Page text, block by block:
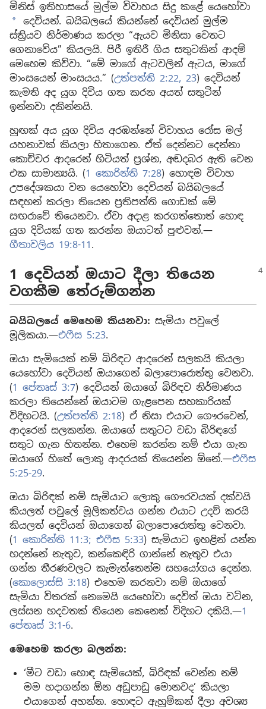
මිනිස් ඉතිහාසයේ මුල්ම විවාහය සිදු කළේ යෙහෝවා
a දෙවියන්. බයිබලයේ කියන්නේ දෙවියන් මුල්ම
ස්ත්‍රියව නිර්මාණය කරලා “ඇයව මිනිසා වෙතට
ගෙනාවේය” කියලයි. පිරී ඉතිරී ගිය සතුටකින් ආදම්
මෙහෙම කිව්වා. “මේ මාගේ ඇටවලින් ඇටය, මාගේ
මාංසයෙන් මාංසයය.” (උත්පත්ති 2:22, 23) දෙවියන්
කැමති අද යුග දිවිය ගත කරන අයත් සතුටින්
ඉන්නවා දකින්නයි.
හුඟක් අය යුග දිවිය අරඹන්නේ විවාහය රෝස මල්
යහනාවක් කියලා හිතාගෙන. ඒත් දෙන්නට දෙන්නා
කොච්චර ආදරෙන් හිටියත් ප්‍රශ්න, අඬදබර ඇති වෙන
එක සාමාන්‍යයි. (1 කොරින්ති 7:28) හොඳම විවාහ
උපදේශකයා වන යෙහෝවා දෙවියන් බයිබලයේ
සඳහන් කරලා තියෙන ප්‍රතිපත්ති ගොඩක් මේ
සඟරාවේ තියෙනවා. ඒවා අදාළ කරගත්තොත් හොඳ
යුග දිවියක් ගත කරන්න ඔයාටත් පුළුවන්.—
ගීතාවලිය 19:8-11.
1 දෙවියන් ඔයාට දීලා තියෙන
වගකීම තේරුම්ගන්න
බයිබලයේ මෙහෙම කියනවා: සැමියා පවුලේ
මූලිකයා.—එෆීස 5:23.
ඔයා සැමියෙක් නම් බිරිඳට ආදරෙන් සලකයි කියලා
යෙහෝවා දෙවියන් ඔයාගෙන් බලාපොරොත්තු වෙනවා.
(1 පේතෘස් 3:7) දෙවියන් ඔයාගේ බිරිඳව නිර්මාණය
කරලා තියෙන්නේ ඔයාටම ගැළපෙන සහකාරියක්
විදිහටයි. (උත්පත්ති 2:18) ඒ නිසා එයාට ගෞරවෙන්,
ආදරෙන් සලකන්න. ඔයාගේ සතුටට වඩා බිරිඳගේ
සතුට ගැන හිතන්න. එහෙම කරන්න නම් එයා ගැන
ඔයාගේ හිතේ ලොකු ආදරයක් තියෙන්න ඕනේ.—එෆීස
5:25-29.
ඔයා බිරිඳක් නම් සැමියාට ලොකු ගෞරවයක් දක්වයි
කියලත් පවුලේ මූලිකත්වය ගන්න එයාට උදව් කරයි
කියලත් දෙවියන් ඔයාගෙන් බලාපොරොත්තු වෙනවා.
(1 කොරින්ති 11:3; එෆීස 5:33) සැමියාට ඉහළින් යන්න
හදන්නේ නැතුව, කන්කෙඳිරි ගාන්නේ නැතුව එයා
ගන්න තීරණවලට කැමැත්තෙන්ම සහයෝගය දෙන්න.
(කොලොස්සි 3:18) එහෙම කරනවා නම් ඔයාගේ
සැමියා විතරක් නෙමෙයි යෙහෝවා දෙවිත් ඔයා වටින,
ලස්සන හදවතක් තියෙන කෙනෙක් විදිහට දකියි.—1
පේතෘස් 3:1-6.
මෙහෙම කරලා බලන්න:
‘මීට වඩා හොඳ සැමියෙක්, බිරිඳක් වෙන්න නම්
මම හදාගන්න ඕන අඩුපාඩු මොනවද’ කියලා
එයාගෙන් අහන්න. හොඳට ඇහුම්කන් දීලා අවශ්‍ය